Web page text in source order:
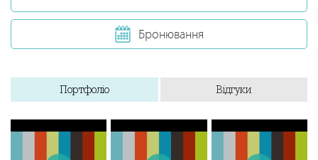
Бронювання
Портфоліо Відгуки